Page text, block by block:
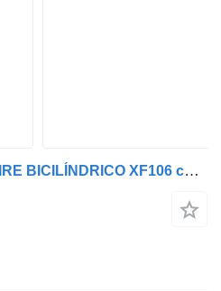
DAF COMPRESOR DE AIRE BICILÍNDRICO XF106 compresor neumático